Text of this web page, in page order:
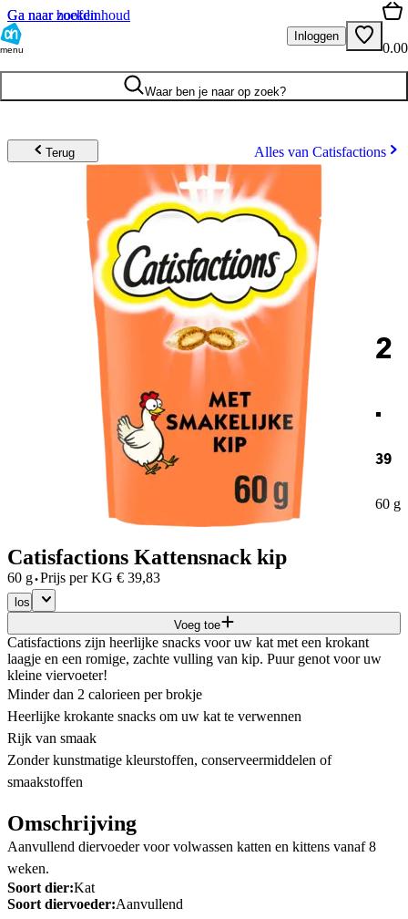
Ga naar hoofdinhoud
Ga naar zoeken
menu
Inloggen
0.00
Waar ben je naar op zoek?
Terug Alles van Catisfactions
2
.
39
60 g
Catisfactions Kattensnack kip
60 g·Prijs per KG € 39,83
los
Voeg toe
Catisfactions zijn heerlijke snacks voor uw kat met een krokant
laagje en een romige, zachte vulling van kip. Puur genot voor uw
kleine viervoeter!
Minder dan 2 calorieen per brokje
Heerlijke krokante snacks om uw kat te verwennen
Rijk van smaak
Zonder kunstmatige kleurstoffen, conserveermiddelen of
smaakstoffen
Omschrijving
Aanvullend diervoeder voor volwassen katten en kittens vanaf 8
weken.
Soort dier:Kat
Soort diervoeder:Aanvullend